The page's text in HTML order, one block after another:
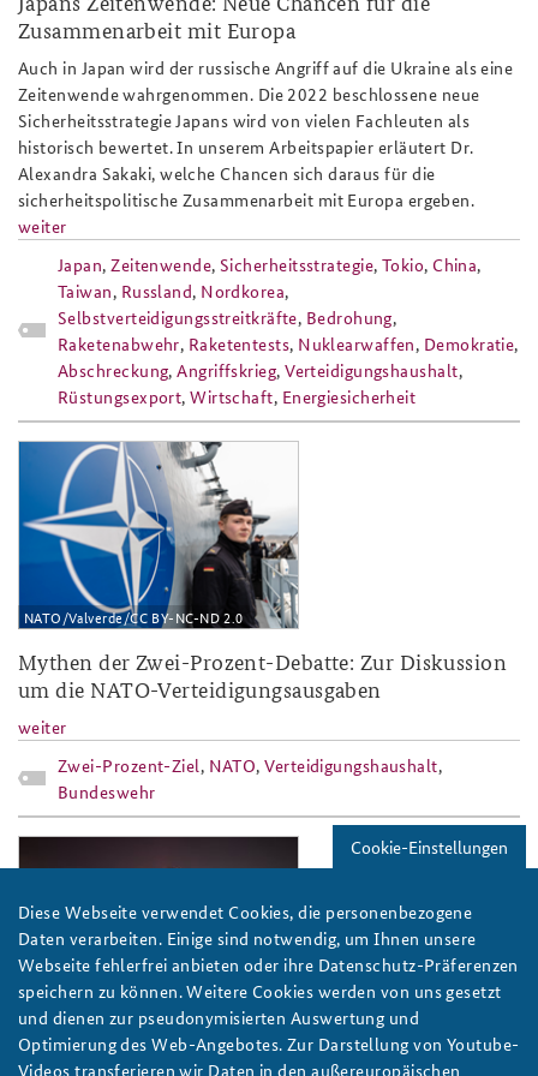
Zusammenarbeit mit Europa
Auch in Japan wird der russische Angriff auf die Ukraine als eine
Zeitenwende wahrgenommen. Die 2022 beschlossene neue
Sicherheitsstrategie Japans wird von vielen Fachleuten als
historisch bewertet. In unserem Arbeitspapier erläutert Dr.
Alexandra Sakaki, welche Chancen sich daraus für die
sicherheitspolitische Zusammenarbeit mit Europa ergeben.
weiter
Japan,Zeitenwende, Sicherheitsstrategie, Tokio, China,
Taiwan, Russland, Nordkorea,
Selbstverteidigungsstreitkräfte, Bedrohung,
Raketenabwehr, Raketentests, Nuklearwaffen, Demokratie,
Abschreckung,Angriffskrieg,Verteidigungshaushalt,
Rüstungsexport,Wirtschaft, Energiesicherheit
ap19-9_hp.png
NATO/Valverde/CC BY-NC-ND 2.0
Mythen der Zwei-Prozent-Debatte: Zur Diskussion
um die NATO-Verteidigungsausgaben
weiter
Zwei-Prozent-Ziel, NATO,Verteidigungshaushalt,
Bundeswehr
kamp_handelsblatt_slider.jpg
Foto: Bundeswehr/Falk Bärwald
Deutsche Sicherheitspolitik: Stille Akzeptanz des
Cookie-Einstellungen
Diese Webseite verwendet Cookies, die personenbezogene
Daten verarbeiten. Einige sind notwendig, um Ihnen unsere
Webseite fehlerfrei anbieten oder ihre Datenschutz-Präferenzen
speichern zu können. Weitere Cookies werden von uns gesetzt
und dienen zur pseudonymisierten Auswertung und
Optimierung des Web-Angebotes. Zur Darstellung von Youtube-
Videos transferieren wir Daten in den außereuropäischen